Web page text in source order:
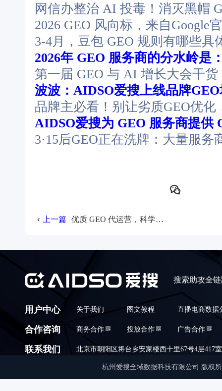
网信办整治 AI 投毒！消灭黑帽
2026 GEO 风向标，来自Google
3-4月，豆包 GEO 规则有哪些具
2026年 GEO 服务商的分水岭是
第一届 GEO 与 AI 增长大会干
波波：AIDSO爱搜上线品牌
品牌主必看！别让劣质GEO优
AIDSO爱搜为 GEO 服务商提供
3·15后GEO正在洗牌：大量服
上一篇 优质 GEO 代运营，科学预算分配深度拆解
搜索助攻全
用户中心 关于我们 图文教程 直播电商数据
合作咨询 商务合作 投放合作 广告合作
联系我们 北京市朝阳区将台乡安家楼西十里67号4层417室
杭州爱搜全域数据科技有限公司 版权